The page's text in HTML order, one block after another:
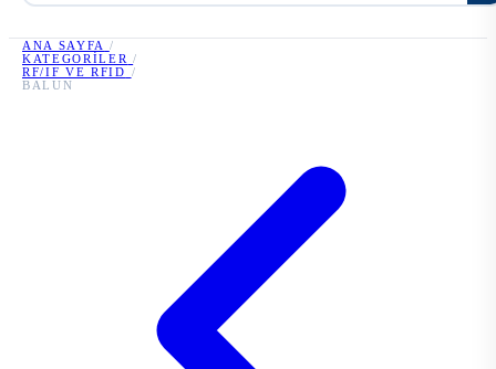
ANA SAYFA /
KATEGORILER /
RF/IF VE RFID /
BALUN